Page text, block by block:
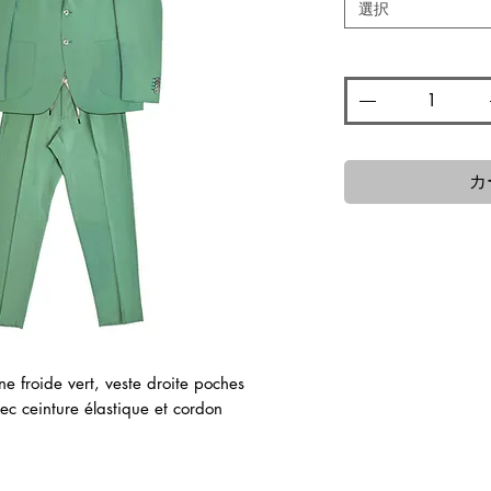
froide vert, veste droite poches
ceinture élastique et cordon
選択